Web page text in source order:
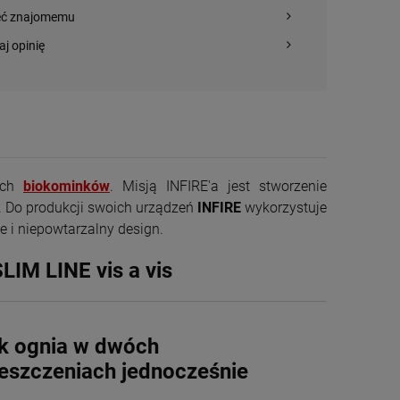
Piec wolnostojący
KAWMET P7 CookTop
-
+
szt.
znajomemu
opinię
biokominków. Misją INFIRE'a jest stworzenie
produkcji swoich urządzeń
INFIRE wykorzystuje
i niepowtarzalny design.
LINE vis a vis
ognia w dwóch
jednocześnie